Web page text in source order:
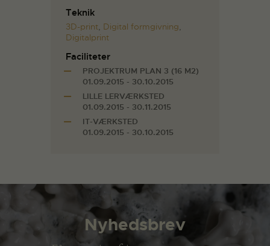
Teknik
3D-print, Digital formgivning,
Digitalprint
Faciliteter
PROJEKTRUM PLAN 3 (16 M2)
01.09.2015 - 30.10.2015
LILLE LERVÆRKSTED
01.09.2015 - 30.11.2015
IT-VÆRKSTED
01.09.2015 - 30.10.2015
Nyhedsbrev